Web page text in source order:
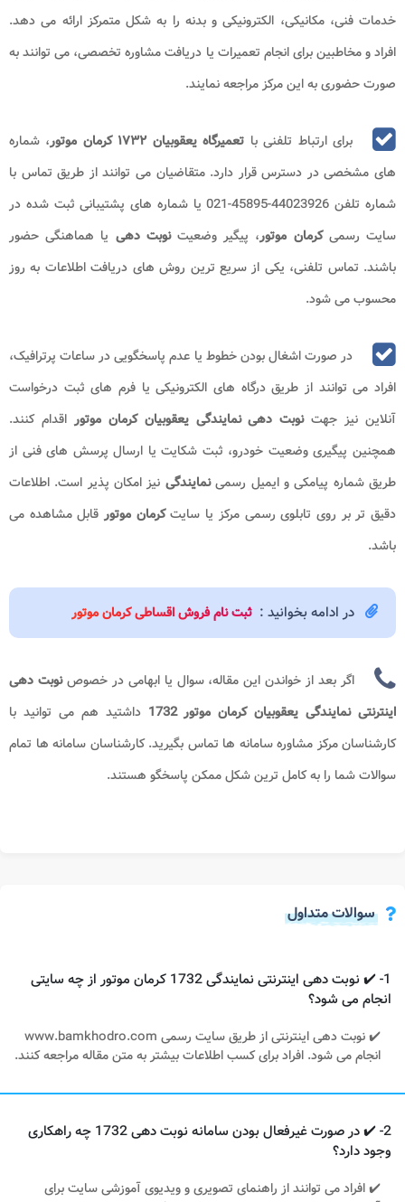
خدمات فنی، مکانیکی، الکترونیکی و بدنه را به شکل متمرکز ارائه می دهد.
افراد و مخاطبین برای انجام تعمیرات یا دریافت مشاوره تخصصی، می توانند به
صورت حضوری به این مرکز مراجعه نمایند.
برای ارتباط تلفنی با تعمیرگاه یعقوبیان ۱۷۳۲ کرمان موتور، شماره
های مشخصی در دسترس قرار دارد. متقاضیان می توانند از طریق تماس با
شماره تلفن 44023926-45895-021
یا شماره های پشتیبانی ثبت شده در
سایت رسمیکرمان موتور، پیگیر وضعیتنوبت دهی یا هماهنگی حضور
باشند. تماس تلفنی، یکی از سریع ترین روش های دریافت اطلاعات به روز
محسوب می شود.
در صورت اشغال بودن خطوط یا عدم پاسخگویی در ساعات پرترافیک،
افراد می توانند از طریق درگاه های الکترونیکی یا فرم های ثبت درخواست
آنلاین نیز جهتنوبت دهی نمایندگی یعقوبیان کرمان موتوراقدام کنند.
همچنین پیگیری وضعیت خودرو، ثبت شکایت یا ارسال پرسش های فنی از
طریق شماره پیامکی و ایمیل رسمینمایندگی نیز امکان پذیر است. اطلاعات
دقیق تر بر روی تابلوی رسمی مرکز یا سایتکرمان موتور قابل مشاهده می
باشد.
در ادامه بخوانید : ثبت نام فروش اقساطی کرمان موتور
اگر بعد از خواندن این مقاله، سوال یا ابهامی در خصوصنوبت دهی
اینترنتی نمایندگی یعقوبیان کرمان موتور 1732
داشتید هم می توانید با
کارشناسان مرکز مشاوره سامانه ها تماس بگیرید. کارشناسان سامانه ها تمام
سوالات شما را به کامل ترین شکل ممکن پاسخگو هستند.
سوالات متداول
1- ✔️ نوبت دهی اینترنتی نمایندگی 1732 کرمان موتور از چه سایتی
انجام می شود؟
✔️ نوبت دهی اینترنتی از طریق سایت رسمی www.bamkhodro.com
انجام می شود. افراد برای کسب اطلاعات بیشتر به متن مقاله مراجعه کنند.
2- ✔️ در صورت غیرفعال بودن سامانه نوبت دهی 1732 چه راهکاری
وجود دارد؟
✔️ افراد می توانند از راهنمای تصویری و ویدیوی آموزشی سایت برای